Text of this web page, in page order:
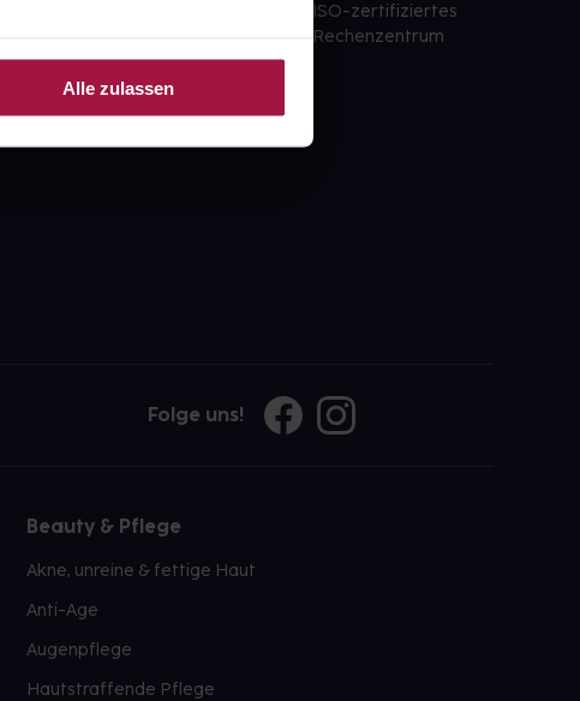
Alle zulassen
Auswahl an Apotheken
ISO-zertifiziertes
Rechenzentrum
Folge uns!
Beauty & Pflege
Akne, unreine & fettige Haut
Anti-Age
Augenpflege
Hautstraffende Pflege